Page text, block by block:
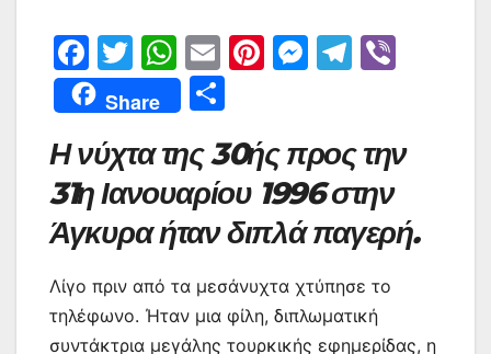
F
a
c
e
b
o
k
T
w
itt
er
W
h
at
s
A
p
E
m
ai
l
Pi
e
st
M
s
e
n
er
T
gr
a
m
Share
ρ
α
σ
τε
ίτ
ε
Η νύχτα της 30ής προς την
31η Ιανουαρίου 1996 στην
Άγκυρα ήταν διπλά παγερή.
Λίγο πριν από τα μεσάνυχτα χτύπησε το
τηλέφωνο. Ήταν μια φίλη, διπλωματική
συντάκτρια μεγάλης τουρκικής εφημερίδας, η